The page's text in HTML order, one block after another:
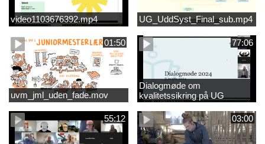
video1103676392.mp4 UG_UddSyst_Final_sub.mp4
01:50
uvm_jml_uden_fade.mov
77:06
Dialogmøde om
kvalitetssikring på UG
55:12 03:00